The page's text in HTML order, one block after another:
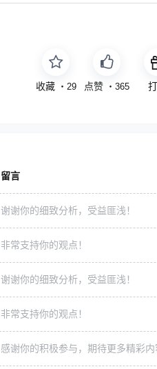
收藏 ・ 29 免费 ・365
留言
谢谢你的细致分析，受益匪浅！
非常支持你的观点！
谢谢你的细致分析，受益匪浅！
非常支持你的观点！
感谢你的积极参与，期待更多精彩内